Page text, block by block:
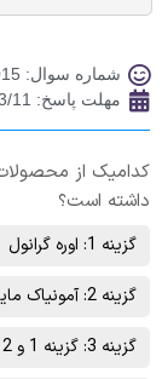
شماره سوال: 140203015
مهلت پاسخ: 1402/3/11 ساعت 23:59
کدامیک از
داشته است؟
گزینه 1: اوره گرانول
گزینه 2: آمونياک مايع
گزینه 3: گزینه 1 و 2